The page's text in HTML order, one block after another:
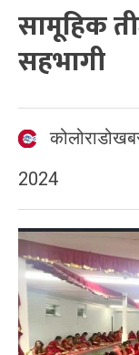
सामूहिक
सहभागी
2024